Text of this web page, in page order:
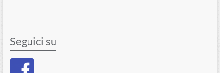
Seguici su